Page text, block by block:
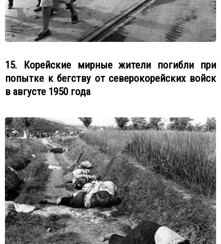
15. Корейские мирные жители погибли при
попытке к бегству от северокорейских войск
в августе 1950 года